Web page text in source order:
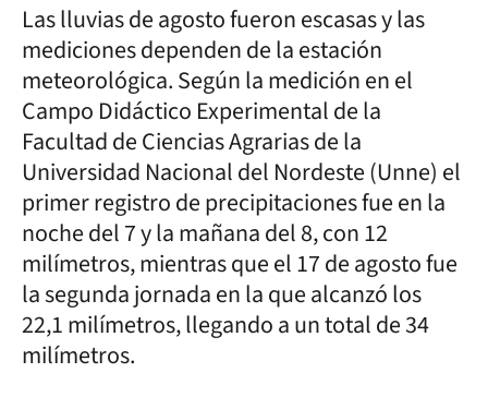
Las lluvias de agosto fueron escasas y las
mediciones dependen de la estación
meteorológica. Según la medición en el
Campo Didáctico Experimental de la
Facultad de Ciencias Agrarias de la
Universidad Nacional del Nordeste (Unne) el
primer registro de precipitaciones fue en la
noche del 7 y la mañana del 8, con 12
milímetros, mientras que el 17 de agosto fue
la segunda jornada en la que alcanzó los
22,1 milímetros, llegando a un total de 34
milímetros.